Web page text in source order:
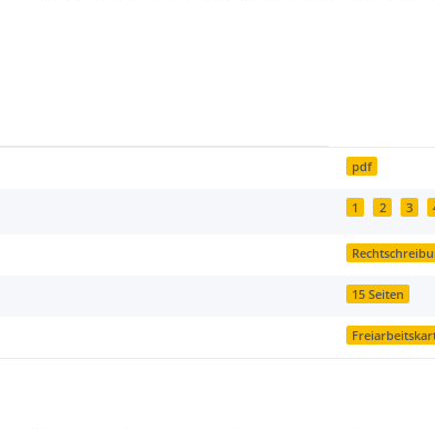
pdf
1 2 3
15 Seiten